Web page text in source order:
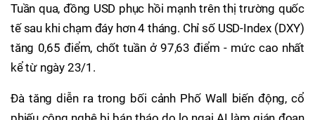
Tuần qua, đồng USD phục hồi mạnh trên thị trường quốc
tế sau khi chạm đáy hơn 4 tháng. Chỉ số USD-Index (DXY)
tăng 0,65 điểm, chốt tuần ở 97,63 điểm - mức cao nhất
kể từ ngày 23/1.
Đà tăng diễn ra trong bối cảnh Phố Wall biến động, cổ